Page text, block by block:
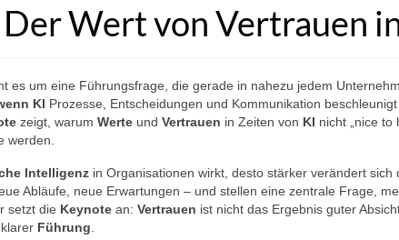
Wert von Vertrauen
es um eine Führungsfrage, die gerade in nahezu jedem
KI Prozesse, Entscheidungen und Kommunikation
zeigt, warum Werte und Vertrauen in Zeiten von KI nicht „nice to
werden.
Intelligenz in Organisationen wirkt, desto stärker verändert
Abläufe, neue Erwartungen – und stellen eine zentrale Frage,
setzt die Keynote an: Vertrauen ist nicht das Ergebnis guter
Führung